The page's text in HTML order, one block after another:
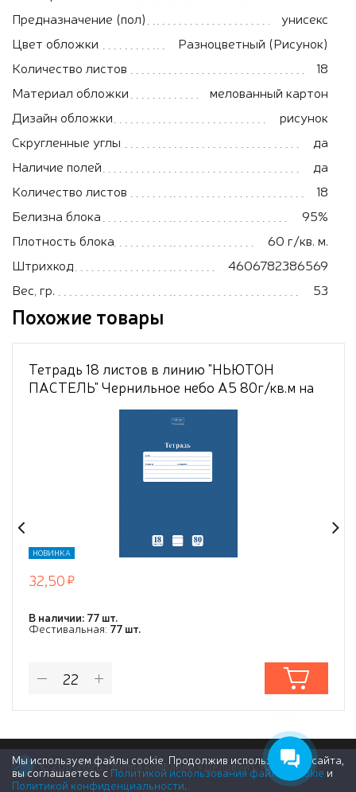
Предназначение (пол)
унисекс
Цвет обложки
Разноцветный (Рисунок)
Количество листов
18
Материал обложки
мелованный картон
Дизайн обложки
рисунок
Скругленные углы
да
Наличие полей
да
Количество листов
18
Белизна блока
95%
Плотность блока
60 г/кв. м.
Штрихкод
4606782386569
Вес, гр.
53
Похожие товары
Тетрадь 18 листов в линию "НЬЮТОН
ПАСТЕЛЬ" Чернильное небо А5 80г/кв.м на
скобе Обл. мел.картон скругл.углы
НОВИНКА
32,50
В наличии: 77 шт.
Фестивальная: 77 шт.
© 2011-2026 Группа компаний «Деловой Стиль»
Мы используем файлы cookie. Продолжив использование сайта,
вы соглашаетесь с Политикой использования файлов cookie и
Политикой конфиденциальности